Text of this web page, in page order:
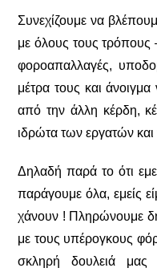
Συνεχίζουμε να
με όλους τους τρόπους
φοροαπαλλαγές,
μέτρα τους και
από την άλλη κέρδη,
ιδρώτα των εργατών
Δηλαδή παρά το ότι
παράγουμε όλα, εμείς
χάνουν ! Πληρώνουμε
με τους υπέρογκους
σκληρή δουλειά μας